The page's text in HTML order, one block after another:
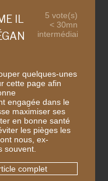
IL
5 vote(s)
< 30mn
intermédiaire
quelques-unes
cette page afin
engagée dans le
maximiser ses
en bonne santé
les pièges les
nous, ex-
souvent.
complet